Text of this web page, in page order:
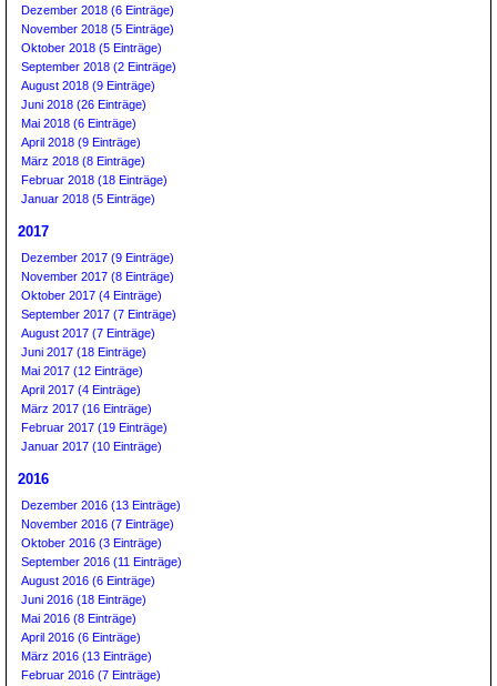
Dezember 2018 (6 Einträge)
November 2018 (5 Einträge)
Oktober 2018 (5 Einträge)
September 2018 (2 Einträge)
August 2018 (9 Einträge)
Juni 2018 (26 Einträge)
Mai 2018 (6 Einträge)
April 2018 (9 Einträge)
März 2018 (8 Einträge)
Februar 2018 (18 Einträge)
Januar 2018 (5 Einträge)
2017
Dezember 2017 (9 Einträge)
November 2017 (8 Einträge)
Oktober 2017 (4 Einträge)
September 2017 (7 Einträge)
August 2017 (7 Einträge)
Juni 2017 (18 Einträge)
Mai 2017 (12 Einträge)
April 2017 (4 Einträge)
März 2017 (16 Einträge)
Februar 2017 (19 Einträge)
Januar 2017 (10 Einträge)
2016
Dezember 2016 (13 Einträge)
November 2016 (7 Einträge)
Oktober 2016 (3 Einträge)
September 2016 (11 Einträge)
August 2016 (6 Einträge)
Juni 2016 (18 Einträge)
Mai 2016 (8 Einträge)
April 2016 (6 Einträge)
März 2016 (13 Einträge)
Februar 2016 (7 Einträge)